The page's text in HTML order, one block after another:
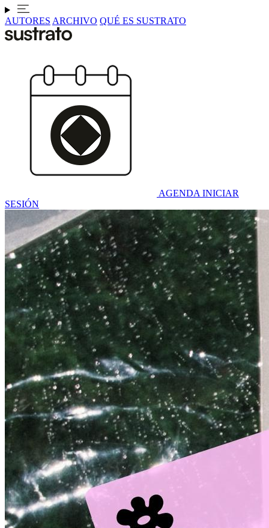
AUTORES ARCHIVO QUÉ ES SUSTRATO
AGENDA INICIAR
SESIÓN